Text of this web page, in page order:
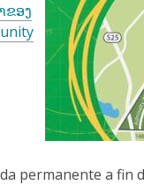
ຂອງ
permanente a fin